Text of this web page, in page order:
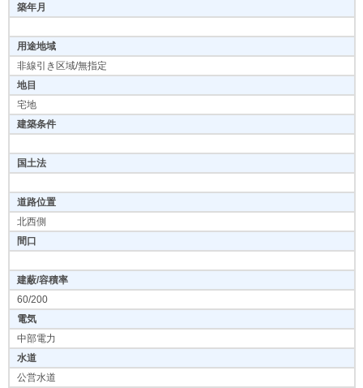
築年月
用途地域
非線引き区域/無指定
地目
宅地
建築条件
国土法
道路位置
北西側
間口
建蔽/容積率
60/200
電気
中部電力
水道
公営水道